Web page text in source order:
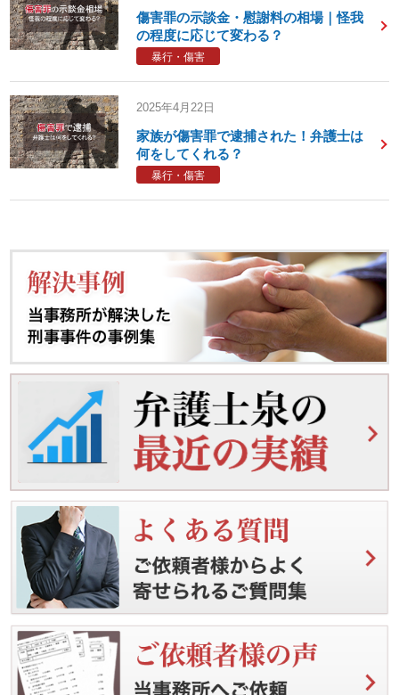
傷害罪の示談金・慰謝料の相場｜怪我
の程度に応じて変わる？
暴行・傷害
2025年4月22日
家族が傷害罪で逮捕された！弁護士は
何をしてくれる？
暴行・傷害